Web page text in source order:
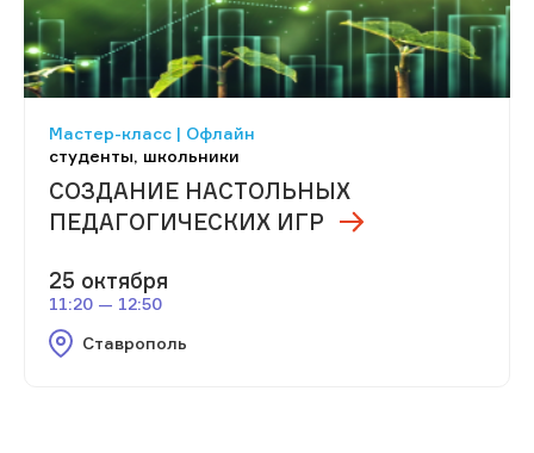
Мастер-класс | Офлайн
студенты, школьники
СОЗДАНИЕ НАСТОЛЬНЫХ
ПЕДАГОГИЧЕСКИХ ИГР
25 октября
11:20 — 12:50
Ставрополь